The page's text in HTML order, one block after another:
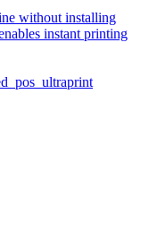
without installing
instant printing